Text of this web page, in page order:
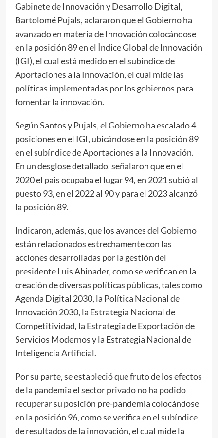
Gabinete de Innovación y Desarrollo Digital,
Bartolomé Pujals, aclararon que el Gobierno ha
avanzado en materia de Innovación colocándose
en la posición 89 en el Índice Global de Innovación
(IGI), el cual está medido en el subíndice de
Aportaciones a la Innovación, el cual mide las
políticas implementadas por los gobiernos para
fomentar la innovación.
Según Santos y Pujals, el Gobierno ha escalado 4
posiciones en el IGI, ubicándose en la posición 89
en el subíndice de Aportaciones a la Innovación.
En un desglose detallado, señalaron que en el
2020 el país ocupaba el lugar 94, en 2021 subió al
puesto 93, en el 2022 al 90 y para el 2023 alcanzó
la posición 89.
Indicaron, además, que los avances del Gobierno
están relacionados estrechamente con las
acciones desarrolladas por la gestión del
presidente Luis Abinader, como se verifican en la
creación de diversas políticas públicas, tales como
Agenda Digital 2030, la Política Nacional de
Innovación 2030, la Estrategia Nacional de
Competitividad, la Estrategia de Exportación de
Servicios Modernos y la Estrategia Nacional de
Inteligencia Artificial.
Por su parte, se estableció que fruto de los efectos
de la pandemia el sector privado no ha podido
recuperar su posición pre-pandemia colocándose
en la posición 96, como se verifica en el subíndice
de resultados de la innovación, el cual mide la